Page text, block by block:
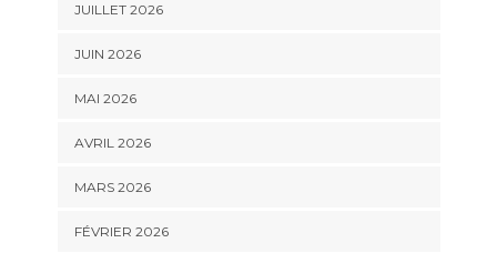
JUILLET 2026
JUIN 2026
MAI 2026
AVRIL 2026
MARS 2026
FÉVRIER 2026